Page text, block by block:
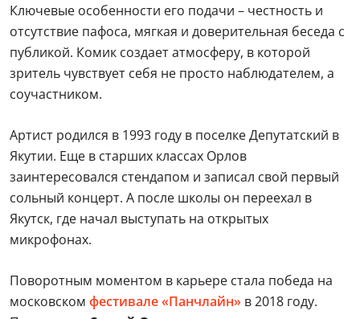
Ключевые особенности его подачи – честность и
отсутствие пафоса, мягкая и доверительная беседа с
публикой. Комик создает атмосферу, в которой
зритель чувствует себя не просто наблюдателем, а
соучастником.
Артист родился в 1993 году в поселке Депутатский в
Якутии. Еще в старших классах Орлов
заинтересовался стендапом и записал свой первый
сольный концерт. А после школы он переехал в
Якутск, где начал выступать на открытых
микрофонах.
Поворотным моментом в карьере стала победа на
московском фестивале «Панчлайн» в 2018 году.